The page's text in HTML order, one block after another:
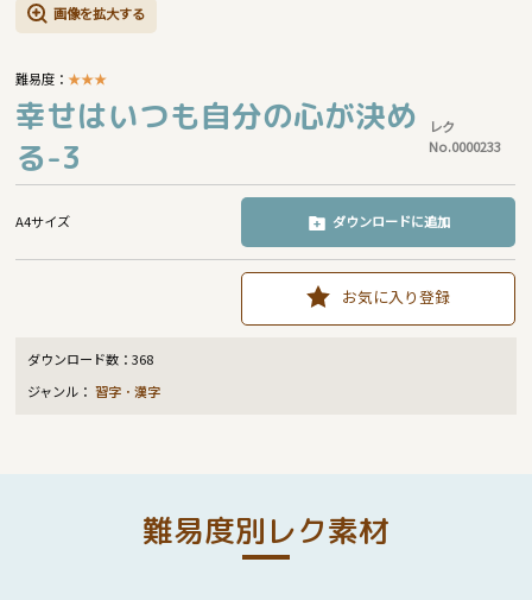
画像を拡大する
難易度：★★★
幸せはいつも自分の心が決め
る-3
レク
No.0000233
A4サイズ ダウンロードに追加
お気に入り登録
ダウンロード数：368
ジャンル：習字・漢字
難易度別レク素材